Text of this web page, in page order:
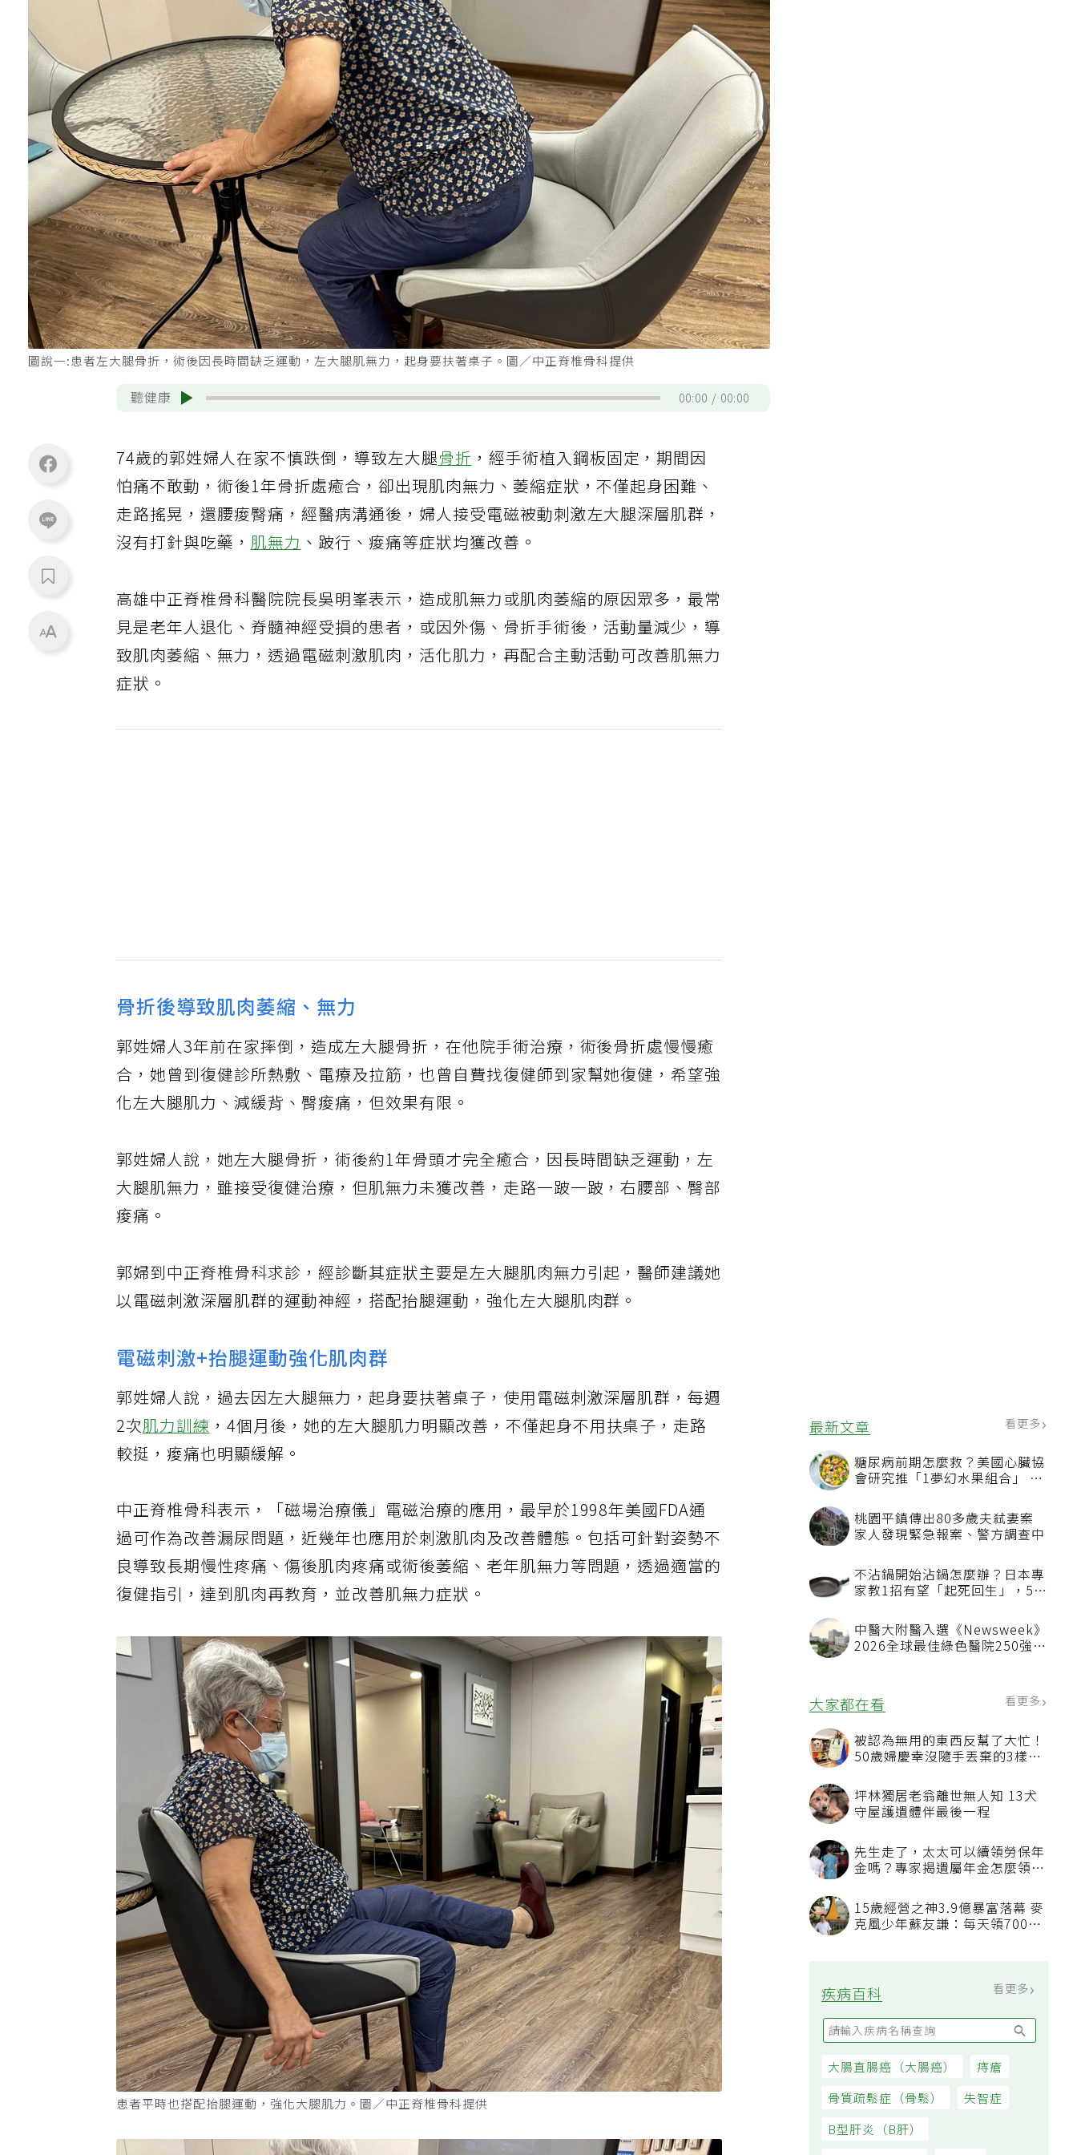
最新文章 看更多
糖尿病前期怎麼救？美國心臟協
會研究推「1夢幻水果組合」 酪
桃園平鎮傳出80多歲夫弒妻案
家人發現緊急報案、警方調查中
不沾鍋開始沾鍋怎麼辦？日本專
家教1招有望「起死回生」，5情
中醫大附醫入選《Newsweek》
2026全球最佳綠色醫院250強
大家都在看
被認為無用的東西反幫了大忙！
50歲婦慶幸沒隨手丟棄的3樣物
坪林獨居老翁離世無人知 13犬
守屋護遺體伴最後一程
先生走了，太太可以續領勞保年
15歲經營之神3.9億暴富落幕 麥
克風少年蘇友謙：每天領700元
疾病百科
圖說一:患者左大腿骨折，術後因長時間缺乏運動，左大腿肌無力，起身要扶著桌子。圖／中正脊椎骨科提供
聽健康 00:00 00:00
74歲的郭姓婦人在家不慎跌倒，導致左大腿骨折 ，經手術植入鋼板固定，期間因
怕痛不敢動，術後1年骨折處癒合，卻出現肌肉無力、萎縮症狀，不僅起身困難、
走路搖晃，還腰痠臀痛，經醫病溝通後，婦人接受電磁被動刺激左大腿深層肌群，
沒有打針與吃藥，肌無力 、跛行、痠痛等症狀均獲改善。
高雄中正脊椎骨科醫院院長吳明峯表示，造成肌無力或肌肉萎縮的原因眾多，最常
見是老年人退化、脊髓神經受損的患者，或因外傷、骨折手術後，活動量減少，導
致肌肉萎縮、無力，透過電磁刺激肌肉，活化肌力，再配合主動活動可改善肌無力
症狀。
骨折後導致肌肉萎縮、無力
郭姓婦人3年前在家摔倒，造成左大腿骨折，在他院手術治療，術後骨折處慢慢癒
合，她曾到復健診所熱敷、電療及拉筋，也曾自費找復健師到家幫她復健，希望強
化左大腿肌力、減緩背、臀痠痛，但效果有限。
郭姓婦人說，她左大腿骨折，術後約1年骨頭才完全癒合，因長時間缺乏運動，左
大腿肌無力，雖接受復健治療，但肌無力未獲改善，走路一跛一跛，右腰部、臀部
痠痛。
郭婦到中正脊椎骨科求診，經診斷其症狀主要是左大腿肌肉無力引起，醫師建議她
以電磁刺激深層肌群的運動神經，搭配抬腿運動，強化左大腿肌肉群。
電磁刺激+抬腿運動強化肌肉群
郭姓婦人說，過去因左大腿無力，起身要扶著桌子，使用電磁刺激深層肌群，每週
2次肌力訓練 ，4個月後，她的左大腿肌力明顯改善，不僅起身不用扶桌子，走路
較挺，痠痛也明顯緩解。
中正脊椎骨科表示，「磁場治療儀」電磁治療的應用，最早於1998年美國FDA通
過可作為改善漏尿問題，近幾年也應用於刺激肌肉及改善體態。包括可針對姿勢不
良導致長期慢性疼痛、傷後肌肉疼痛或術後萎縮、老年肌無力等問題，透過適當的
復健指引，達到肌肉再教育，並改善肌無力症狀。